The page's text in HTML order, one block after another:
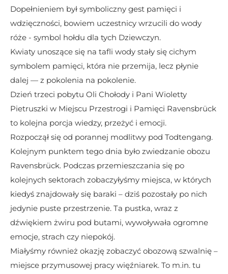
Dopełnieniem był symboliczny gest pamięci i
wdzięczności, bowiem uczestnicy wrzucili do wody
róże - symbol hołdu dla tych Dziewczyn.
Kwiaty unoszące się na tafli wody stały się cichym
symbolem pamięci, która nie przemija, lecz płynie
dalej — z pokolenia na pokolenie.
Dzień trzeci pobytu Oli Chołody i Pani Wioletty
Pietruszki w Miejscu Przestrogi i Pamięci Ravensbrück
to kolejna porcja wiedzy, przeżyć i emocji.
Rozpoczął się od porannej modlitwy pod Todtengang.
Kolejnym punktem tego dnia było zwiedzanie obozu
Ravensbrück. Podczas przemieszczania się po
kolejnych sektorach zobaczyłyśmy miejsca, w których
kiedyś znajdowały się baraki – dziś pozostały po nich
jedynie puste przestrzenie. Ta pustka, wraz z
dźwiękiem żwiru pod butami, wywoływała ogromne
emocje, strach czy niepokój.
Miałyśmy również okazję zobaczyć obozową szwalnię –
miejsce przymusowej pracy więźniarek. To m.in. tu